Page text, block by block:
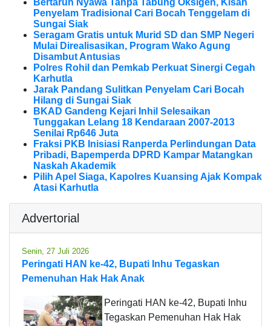
Bertaruh Nyawa Tanpa Tabung Oksigen, Kisah
Penyelam Tradisional Cari Bocah Tenggelam di
Sungai Siak
Seragam Gratis untuk Murid SD dan SMP Negeri
Mulai Direalisasikan, Program Wako Agung
Disambut Antusias
Polres Rohil dan Pemkab Perkuat Sinergi Cegah
Karhutla
Jarak Pandang Sulitkan Penyelam Cari Bocah
Hilang di Sungai Siak
BKAD Gandeng Kejari Inhil Selesaikan
Tunggakan Lelang 18 Kendaraan 2007-2013
Senilai Rp646 Juta
Fraksi PKB Inisiasi Ranperda Perlindungan Data
Pribadi, Bapemperda DPRD Kampar Matangkan
Naskah Akademik
Pilih Apel Siaga, Kapolres Kuansing Ajak Kompak
Atasi Karhutla
Advertorial
Senin, 27 Juli 2026
Peringati HAN ke-42, Bupati Inhu Tegaskan
Pemenuhan Hak Hak Anak
Peringati HAN ke-42, Bupati Inhu
Tegaskan Pemenuhan Hak Hak